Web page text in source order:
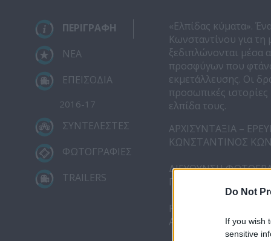
Do Not
If you wish
sensitive
ΠΕΡΙΓΡΑΦΗ
ΝΕΑ
ΕΠΕΙΣΟΔΙΑ
2016-17
ΣΥΝΤΕΛΕΣΤΕΣ
ΦΩΤΟΓΡΑΦΙΕΣ
TRAILERS
«Ελπίδας κύματα».
Κωνσταντίνου για
ξεδιπλώνονται μέσα
προσφύγων που
εκμετάλλευσης. Οι
προσωπικές
ελπίδα τους.
ΑΡΧΙΣΥΝΤΑΞΙΑ –
ΚΩΝΣΤΑΝΤΙΝΟΣ
ΔΙΕΥΘΥΝΣΗ
ΓΙΩΡΓΟΣ ΒΑΣΙΛΕΙΟΥ
POST PRODUCTION
ANDREAS